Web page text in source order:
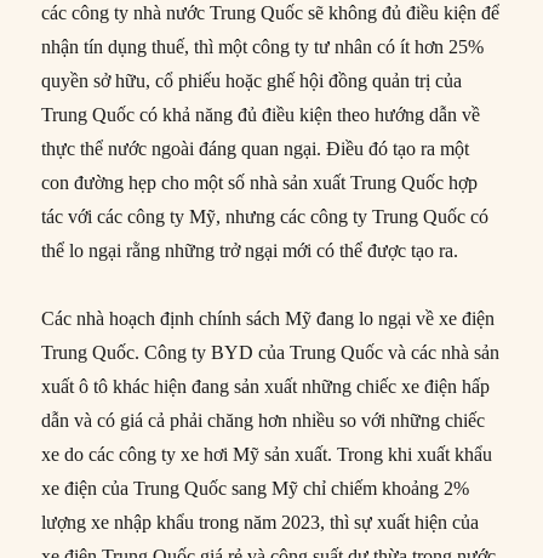
các công ty nhà nước Trung Quốc sẽ không đủ điều kiện để
nhận tín dụng thuế, thì một công ty tư nhân có ít hơn 25%
quyền sở hữu, cổ phiếu hoặc ghế hội đồng quản trị của
Trung Quốc có khả năng đủ điều kiện theo hướng dẫn về
thực thể nước ngoài đáng quan ngại. Điều đó tạo ra một
con đường hẹp cho một số nhà sản xuất Trung Quốc hợp
tác với các công ty Mỹ, nhưng các công ty Trung Quốc có
thể lo ngại rằng những trở ngại mới có thể được tạo ra.
Các nhà hoạch định chính sách Mỹ đang lo ngại về xe điện
Trung Quốc. Công ty BYD của Trung Quốc và các nhà sản
xuất ô tô khác hiện đang sản xuất những chiếc xe điện hấp
dẫn và có giá cả phải chăng hơn nhiều so với những chiếc
xe do các công ty xe hơi Mỹ sản xuất. Trong khi xuất khẩu
xe điện của Trung Quốc sang Mỹ chỉ chiếm khoảng 2%
lượng xe nhập khẩu trong năm 2023, thì sự xuất hiện của